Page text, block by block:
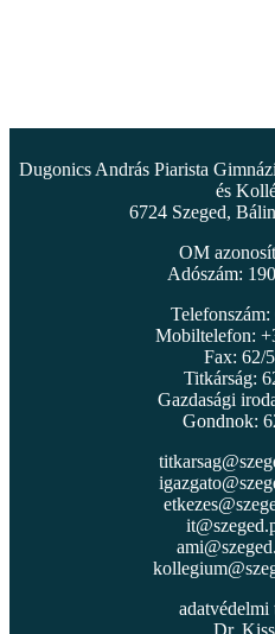
Dugonics András Piarista
és
6724 Szeged,
OM
Adószám:
Mobiltelefon:
Fax: 62/
Titkárság:
Gazdasági
Gondnok:
adatvédelmi
Dr.